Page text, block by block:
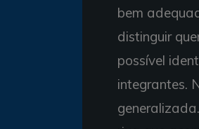
bem
distinguir
possível
integrantes.